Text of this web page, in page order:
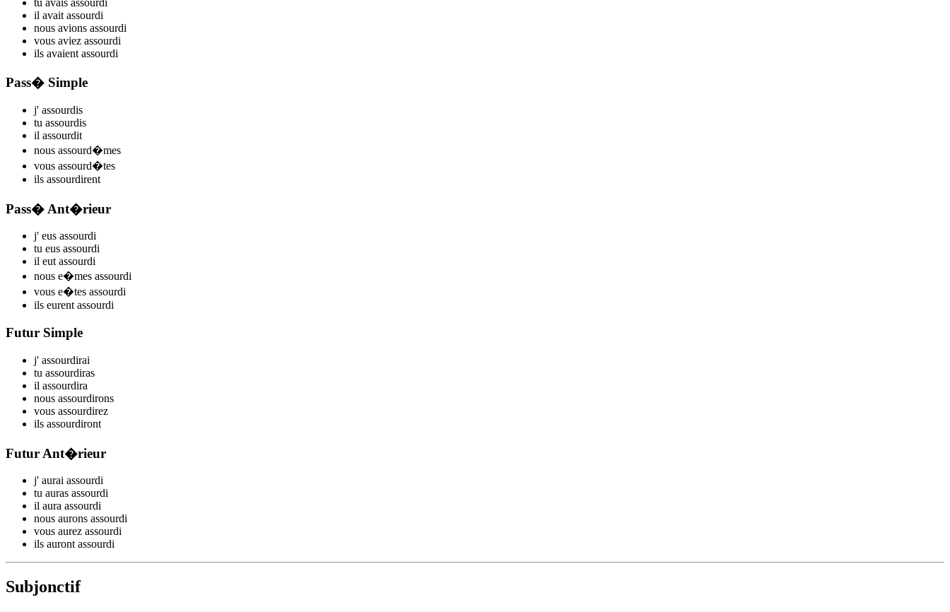
il avait assourdi
nous avions assourdi
vous aviez assourdi
ils avaient assourdi
Pass� Simple
j' assourdis
tu assourdis
il assourdit
nous assourd�mes
vous assourd�tes
ils assourdirent
Pass� Ant�rieur
j' eus assourdi
tu eus assourdi
il eut assourdi
nous e�mes assourdi
vous e�tes assourdi
ils eurent assourdi
Futur Simple
j' assourdirai
tu assourdiras
il assourdira
nous assourdirons
vous assourdirez
ils assourdiront
Futur Ant�rieur
j' aurai assourdi
tu auras assourdi
il aura assourdi
nous aurons assourdi
vous aurez assourdi
ils auront assourdi
Subjonctif